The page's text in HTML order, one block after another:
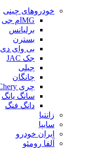
خودروهای چینی
MGام جی
برلیانس
بسترن
بی وای دی
جک JAC
جیلی
چانگان
چری Chery
سانگ یانگ
دانگ فنگ
زانتیا
سایپا
ایران خودرو
آلفا رومئو